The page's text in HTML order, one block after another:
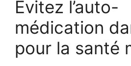
Évitez l’auto-
médication
pour la santé